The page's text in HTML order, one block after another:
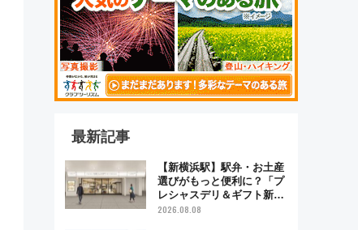
最新記事
【新横浜駅】駅弁・お土産
選びがもっと便利に？「プ
レシャスデリ＆ギフト新横
浜」がオープン 場所や営
2026.08.08